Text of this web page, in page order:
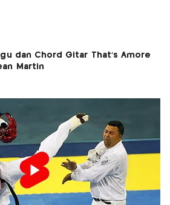
dan Chord Gitar That’s Amore
Martin